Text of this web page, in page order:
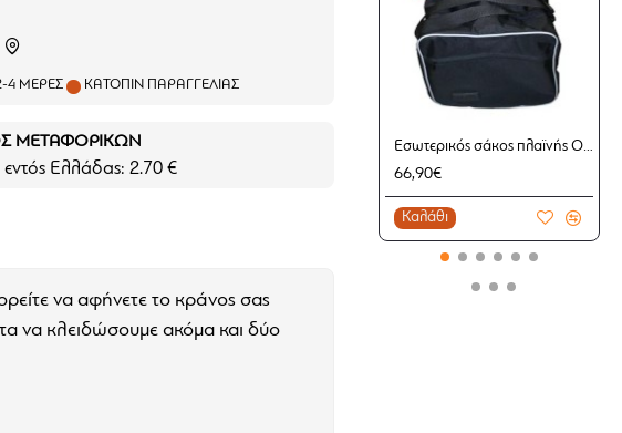
4 ΜΈΡΕΣ ΚΑΤΌΠΙΝ ΠΑΡΑΓΓΕΛΊΑΣ
ΜΕΤΑΦΟΡΙΚΩΝ
εντός Ελλάδας: 2.70 €
να αφήνετε το κράνος σας
να κλειδώσουμε ακόμα και δύο
Εσωτερικός σάκος πλαϊνής OEM βαλίτσας αλουμινίου τετράγωνος BMW R 1200 GS/Adv. LC 13-
66,90€
Καλάθι